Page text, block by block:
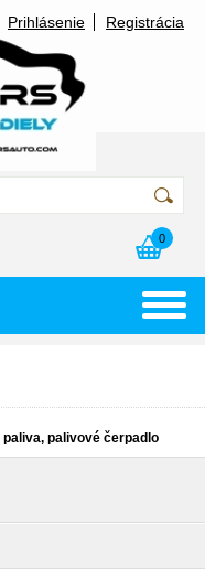
Prihlásenie Registrácia
0
paliva, palivové čerpadlo